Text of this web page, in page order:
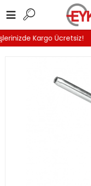
Kargo Ücretsiz!